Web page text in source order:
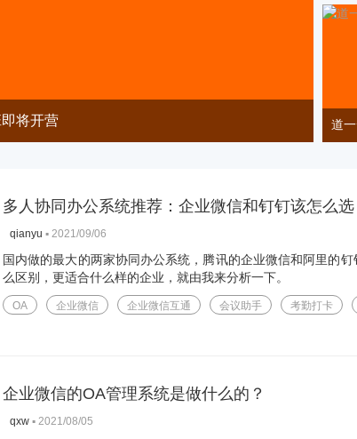
将开营 道
多人协同办公系统推荐：企业微信和钉钉该怎么选
qianyu ▪ 2021/09/06
国内做的最大的两家协同办公系统，腾讯的企业微信和阿里的
么区别，更适合什么样的企业，就由我来分析一下。
OA 企业微信 企业微信互通 会议助手 考勤打卡
企业微信的OA管理系统是做什么的？
qxw ▪ 2021/08/05